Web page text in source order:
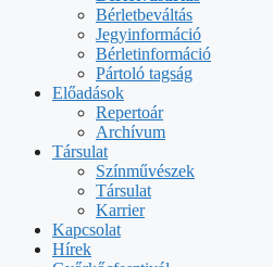
Bérletbeváltás
Jegyinformáció
Bérletinformáció
Pártoló tagság
Előadások
Repertoár
Archívum
Társulat
Színművészek
Társulat
Karrier
Kapcsolat
Hírek